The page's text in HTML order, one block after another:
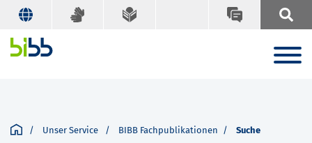
Unser Service BIBB Fachpublikationen Suche